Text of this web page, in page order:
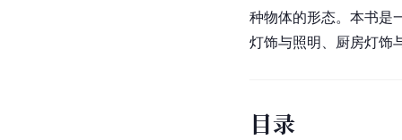
种物体的形态。本书是
灯饰与照明、厨房灯饰
目录